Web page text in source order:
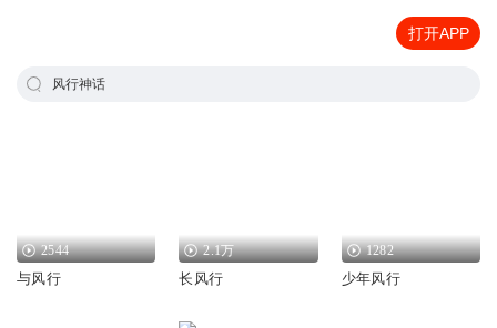
打开APP
风行神话
2544
与风行
2.1万
长风行
1282
少年风行